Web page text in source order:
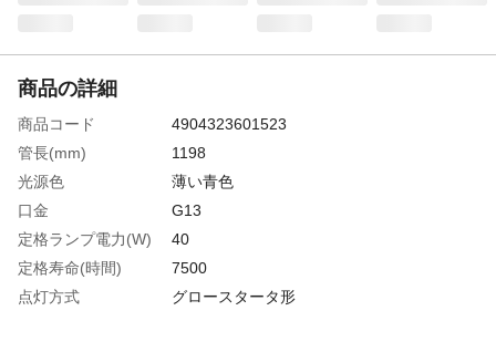
商品の詳細
商品コード
4904323601523
管長(mm)
1198
光源色
薄い青色
口金
G13
定格ランプ電力(W)
40
定格寿命(時間)
7500
点灯方式
グロースタータ形